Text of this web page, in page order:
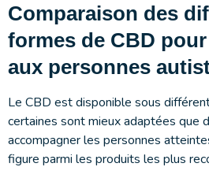
Comparaison des
formes de CBD
aux personnes
Le CBD est disponible sous
certaines sont mieux adaptées que
accompagner les personnes
figure parmi les produits les plus